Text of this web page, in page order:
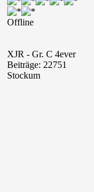
Offline
XJR - Gr. C 4ever
Beiträge: 22751
Stockum